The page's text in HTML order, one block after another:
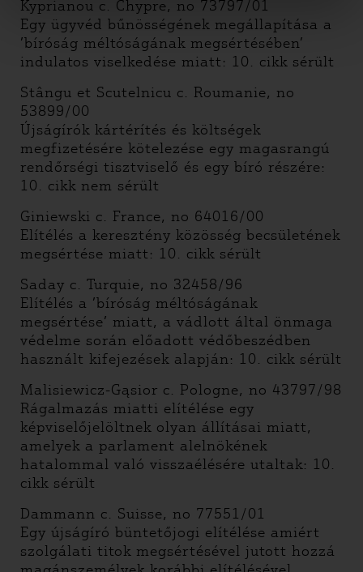
Kyprianou c. Chypre, no 73797/01
Egy ügyvéd bűnösségének megállapítása a
’bíróság méltóságának megsértésében’
indulatos viselkedése miatt: 10. cikk sérült
Stângu et Scutelnicu c. Roumanie, no
53899/00
Újságírók kártérítés és költségek
megfizetésére kötelezése egy magasrangú
rendőrségi tisztviselő és egy bíró részére:
10. cikk nem sérült
Giniewski c. France, no 64016/00
Elítélés a keresztény közösség becsületének
megsértése miatt: 10. cikk sérült
Saday c. Turquie, no 32458/96
Elítélés a ’bíróság méltóságának
megsértése’ miatt, a vádlott által önmaga
védelme során előadott védőbeszédben
használt kifejezések alapján: 10. cikk sérült
Malisiewicz-Gąsior c. Pologne, no 43797/98
Rágalmazás miatti elítélése egy
képviselőjelöltnek olyan állításai miatt,
amelyek a parlament alelnökének
hatalommal való visszaélésére utaltak: 10.
cikk sérült
Dammann c. Suisse, no 77551/01
Egy újságíró büntetőjogi elítélése amiért
szolgálati titok megsértésével jutott hozzá